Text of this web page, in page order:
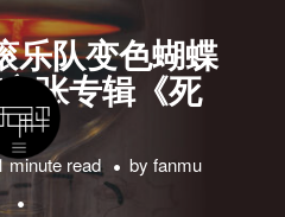
乐队变色蝴蝶
张专辑《死
》
minute read by fanmu